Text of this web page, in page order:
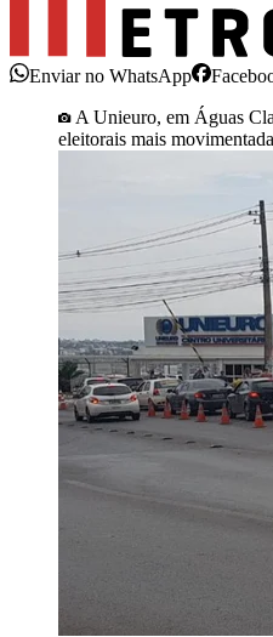
Enviar no WhatsApp
A Unieuro, em Águas
eleitorais mais